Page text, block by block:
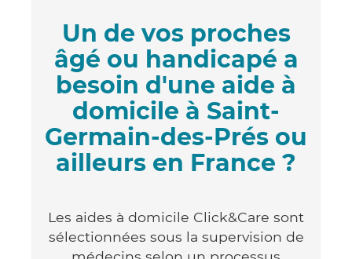
Un de vos proches
âgé ou handicapé a
besoin d'une aide à
domicile à Saint-
Germain-des-Prés ou
ailleurs en France ?
Les aides à domicile Click&Care sont
sélectionnées sous la supervision de